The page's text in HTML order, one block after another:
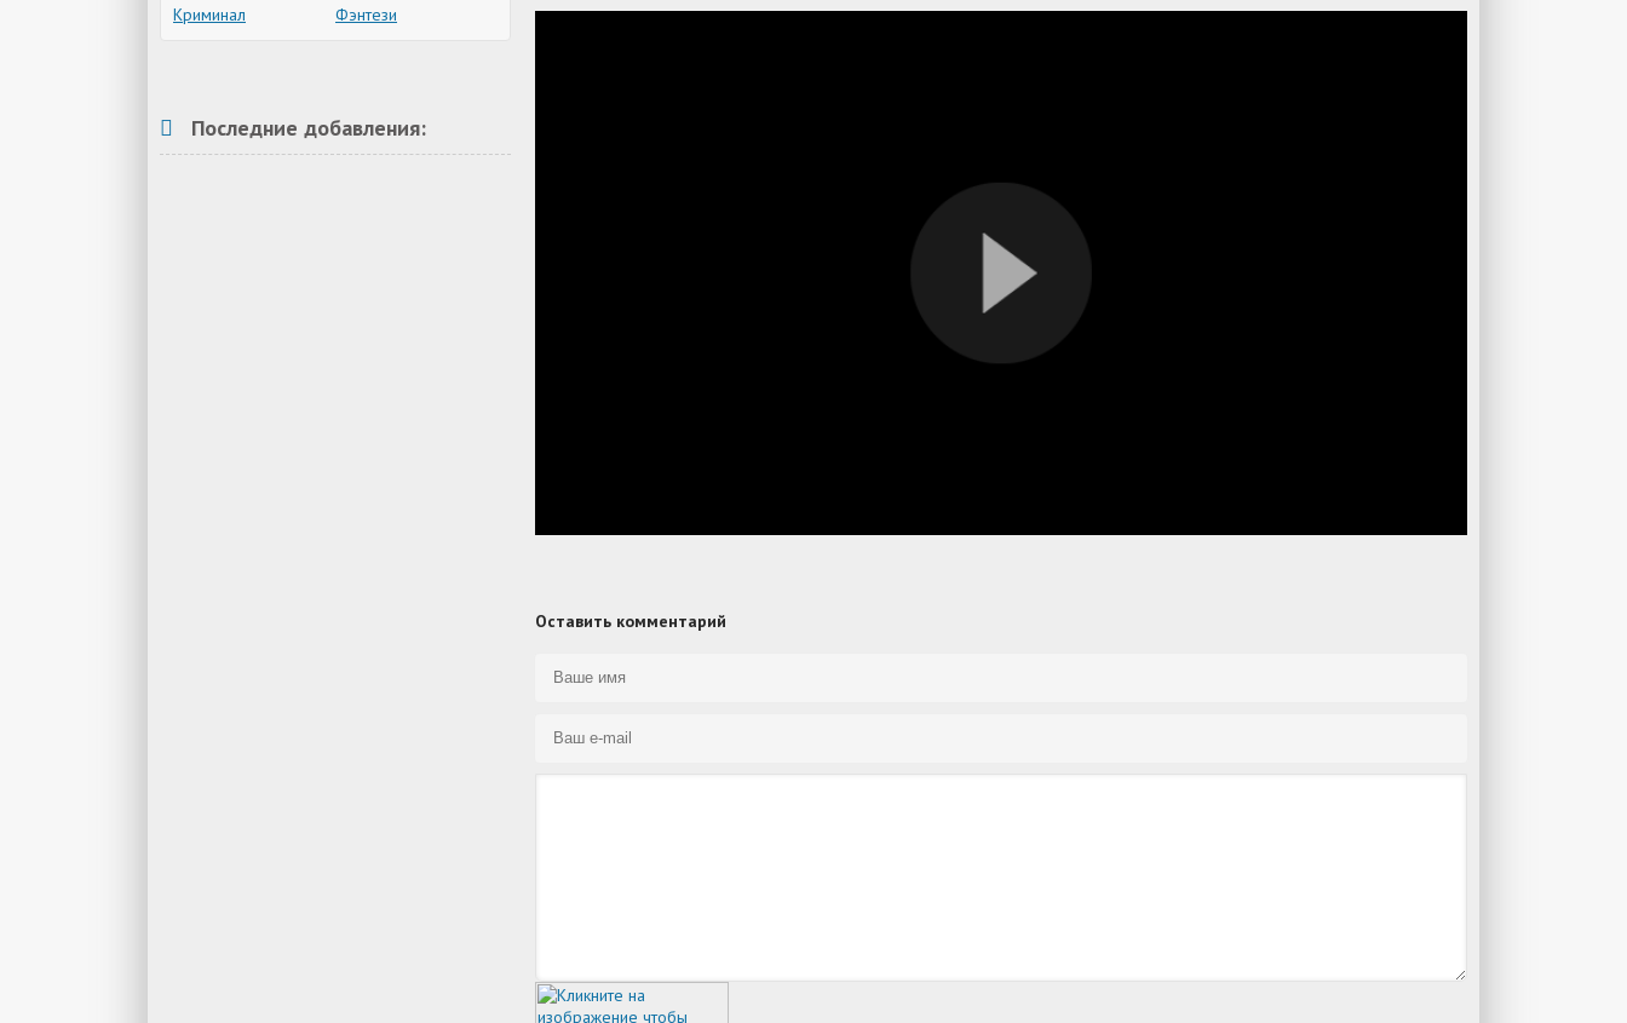
Оставить комментарий
Криминал
Фэнтези
Последние добавления: